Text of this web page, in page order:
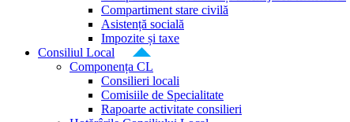
Compartiment stare civilă
Asistență socială
Impozite și taxe
Consiliul Local
Componența CL
Consilieri locali
Comisiile de Specialitate
Rapoarte activitate consilieri